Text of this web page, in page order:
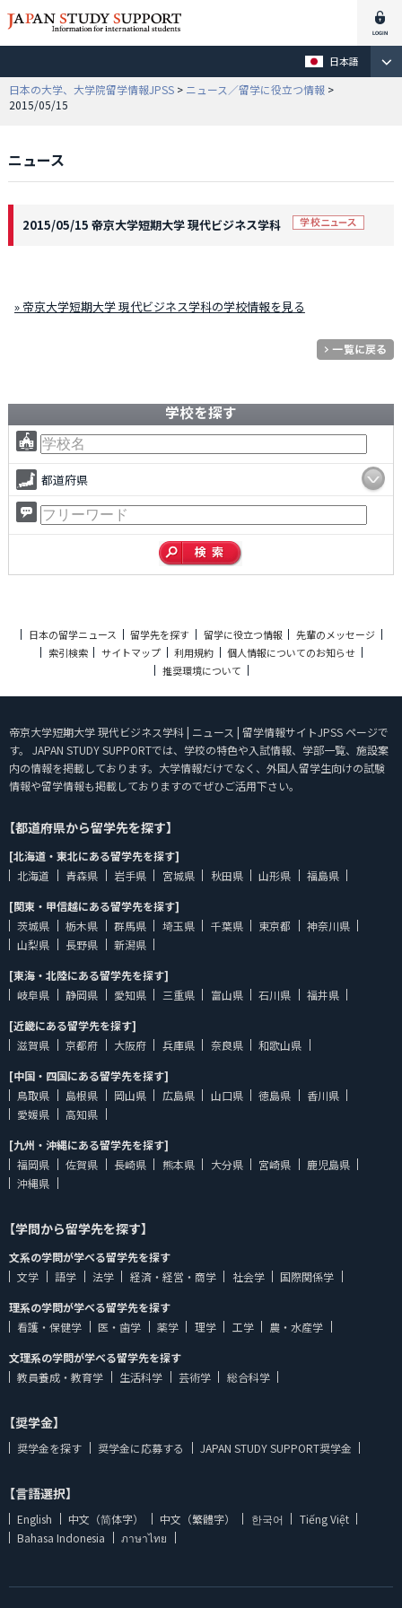
日本語
日本の大学、大学院留学情報JPSS > ニュース／留学に役立つ情報 >
2015/05/15
ニュース
2015/05/15 帝京大学短期大学 現代ビジネス学科
» 帝京大学短期大学 現代ビジネス学科の学校情報を見る
学校を探す
都道府県
日本の留学ニュース 留学先を探す 留学に役立つ情報
先輩のメッセージ
索引検索
サイトマップ 利用規約
個人情報についてのお知らせ
推奨環境について
帝京大学短期大学 現代ビジネス学科 | ニュース | 留学情報サイトJPSS ページで
す。 JAPAN STUDY SUPPORTでは、学校の特色や入試情報、学部一覧、施設案
内の情報を掲載しております。大学情報だけでなく、外国人留学生向けの試験
情報や留学情報も掲載しておりますのでぜひご活用下さい。
【都道府県から留学先を探す】
[北海道・東北にある留学先を探す]
北海道
青森県 岩手県 宮城県 秋田県 山形県
福島県
[関東・甲信越にある留学先を探す]
茨城県
栃木県 群馬県 埼玉県 千葉県 東京都
神奈川県
山梨県
長野県
新潟県
[東海・北陸にある留学先を探す]
岐阜県
静岡県 愛知県 三重県 富山県 石川県
福井県
[近畿にある留学先を探す]
滋賀県
京都府 大阪府 兵庫県 奈良県
和歌山県
[中国・四国にある留学先を探す]
鳥取県
島根県 岡山県 広島県 山口県 徳島県
香川県
愛媛県
高知県
[九州・沖縄にある留学先を探す]
福岡県
佐賀県 長崎県 熊本県 大分県 宮崎県
鹿児島県
沖縄県
【学問から留学先を探す】
文系の学問が学べる留学先を探す
文学
語学 法学 経済・経営・商学 社会学
国際関係学
理系の学問が学べる留学先を探す
看護・保健学
医・歯学 薬学 理学 工学
農・水産学
文理系の学問が学べる留学先を探す
教員養成・教育学
生活科学 芸術学 総合科学
【奨学金】
奨学金を探す 奨学金に応募する JAPAN STUDY SUPPORT奨学金
【言語選択】
English 中文（简体字） 中文（繁體字） 한국어
Tiếng Việt
Bahasa Indonesia
ภาษาไทย